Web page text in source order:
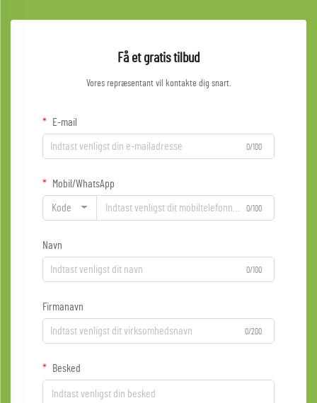
Få et gratis tilbud
Vores repræsentant vil kontakte dig snart.
E-mail
0/100
Mobil/WhatsApp
Kode 0/100
Navn
0/100
Firmanavn
0/200
Besked